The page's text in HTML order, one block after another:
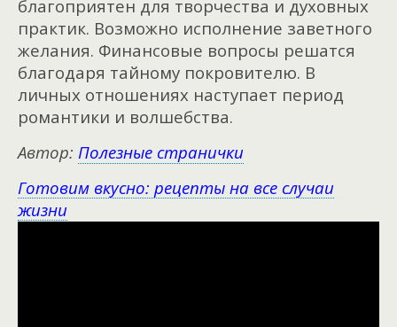
благоприятен для творчества и духовных
практик. Возможно исполнение заветного
желания. Финансовые вопросы решатся
благодаря тайному покровителю. В
личных отношениях наступает период
романтики и волшебства.
Автор: Полезные странички
Готовим вкусно: рецепты на все случаи
жизни